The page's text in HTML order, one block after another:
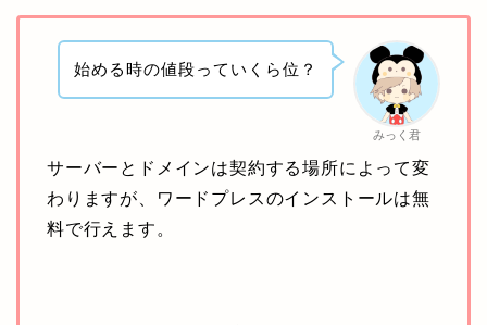
みっく君
始める時の値段っていくら位？
サーバーとドメインは契約する場所によって変
わりますが、ワードプレスのインストールは無
料で行えます。